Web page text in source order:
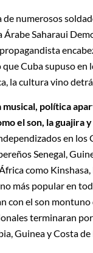
de numerosos
Árabe Saharaui
Cuba supuso
la cultura vino
musical, política
el son, la guajira
en
Senegal,
como
más popular en
con el son
terminaran
Guinea y Costa